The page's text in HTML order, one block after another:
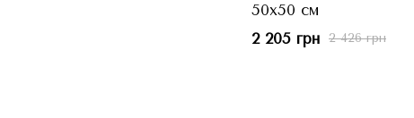
50x50 см
2 426 грн
2 205 грн